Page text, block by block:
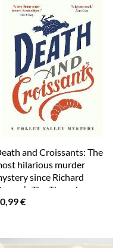
and Croissants: The
hilarious murder
since Richard
The Thursday
Club
€